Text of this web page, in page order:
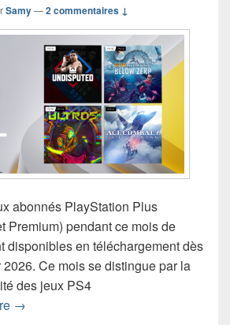
Samy—2 commentaires ↓
abonnés PlayStation Plus
Premium) pendant ce mois de
disponibles en téléchargement dès
Ce mois se distingue par la
des jeux PS4
PlayStation Plus – les jeux gratuits du
→